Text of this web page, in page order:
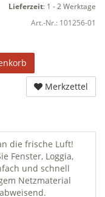
Lieferzeit: 1 - 2 Werktage
Art.-Nr.: 101256-01
Merkzettel
die frische Luft!
Fenster, Loggia,
und schnell
Netzmaterial